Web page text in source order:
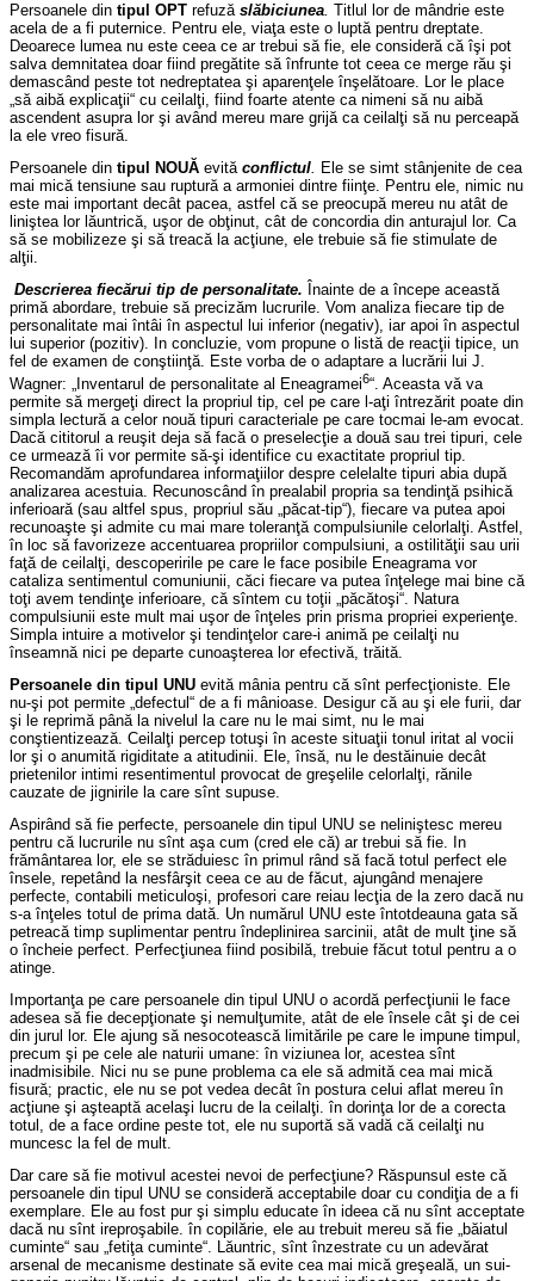
Persoanele din tipul OPT refuză slăbiciunea. Titlul lor de mândrie este
acela de a fi puternice. Pentru ele, viaţa este o luptă pentru dreptate.
Deoarece lumea nu este ceea ce ar trebui să fie, ele consideră că îşi pot
salva demnitatea doar fiind pregătite să înfrunte tot ceea ce merge rău şi
demascând peste tot nedreptatea şi aparenţele înşelătoare. Lor le place
„să aibă explicaţii“ cu ceilalţi, fiind foarte atente ca nimeni să nu aibă
ascendent asupra lor şi având mereu mare grijă ca ceilalţi să nu perceapă
la ele vreo fisură.
Persoanele din tipul NOUĂ evită conflictul. Ele se simt stânjenite de cea
mai mică tensiune sau ruptură a armoniei dintre fiinţe. Pentru ele, nimic nu
este mai important decât pacea, astfel că se preocupă mereu nu atât de
liniştea lor lăuntrică, uşor de obţinut, cât de concordia din anturajul lor. Ca
să se mobilizeze şi să treacă la acţiune, ele trebuie să fie stimulate de
alţii.
Descrierea fiecărui tip de personalitate. Înainte de a începe această
primă abordare, trebuie să precizăm lucrurile. Vom analiza fiecare tip de
personalitate mai întâi în aspectul lui inferior (negativ), iar apoi în aspectul
lui superior (pozitiv). In concluzie, vom propune o listă de reacţii tipice, un
fel de examen de conştiinţă. Este vorba de o adaptare a lucrării lui J.
Wagner: „Inventarul de personalitate al Eneagramei6“. Aceasta vă va
permite să mergeţi direct la propriul tip, cel pe care l-aţi întrezărit poate din
simpla lectură a celor nouă tipuri caracteriale pe care tocmai le-am evocat.
Dacă cititorul a reuşit deja să facă o preselecţie a două sau trei tipuri, cele
ce urmează îi vor permite să-şi identifice cu exactitate propriul tip.
Recomandăm aprofundarea informaţiilor despre celelalte tipuri abia după
analizarea acestuia. Recunoscând în prealabil propria sa tendinţă psihică
inferioară (sau altfel spus, propriul său „păcat-tip“), fiecare va putea apoi
recunoaşte şi admite cu mai mare toleranţă compulsiunile celorlalţi. Astfel,
în loc să favorizeze accentuarea propriilor compulsiuni, a ostilităţii sau urii
faţă de ceilalţi, descoperirile pe care le face posibile Eneagrama vor
cataliza sentimentul comuniunii, căci fiecare va putea înţelege mai bine că
toţi avem tendinţe inferioare, că sîntem cu toţii „păcătoşi“. Natura
compulsiunii este mult mai uşor de înţeles prin prisma propriei experienţe.
Simpla intuire a motivelor şi tendinţelor care-i animă pe ceilalţi nu
înseamnă nici pe departe cunoaşterea lor efectivă, trăită.
Persoanele din tipul UNU evită mânia pentru că sînt perfecţioniste. Ele
nu-şi pot permite „defectul“ de a fi mânioase. Desigur că au şi ele furii, dar
şi le reprimă până la nivelul la care nu le mai simt, nu le mai
conştientizează. Ceilalţi percep totuşi în aceste situaţii tonul iritat al vocii
lor şi o anumită rigiditate a atitudinii. Ele, însă, nu le destăinuie decât
prietenilor intimi resentimentul provocat de greşelile celorlalţi, rănile
cauzate de jignirile la care sînt supuse.
Aspirând să fie perfecte, persoanele din tipul UNU se neliniştesc mereu
pentru că lucrurile nu sînt aşa cum (cred ele că) ar trebui să fie. In
frământarea lor, ele se străduiesc în primul rând să facă totul perfect ele
însele, repetând la nesfârşit ceea ce au de făcut, ajungând menajere
perfecte, contabili meticuloşi, profesori care reiau lecţia de la zero dacă nu
s-a înţeles totul de prima dată. Un numărul UNU este întotdeauna gata să
petreacă timp suplimentar pentru îndeplinirea sarcinii, atât de mult ţine să
o încheie perfect. Perfecţiunea fiind posibilă, trebuie făcut totul pentru a o
atinge.
Importanţa pe care persoanele din tipul UNU o acordă perfecţiunii le face
adesea să fie decepţionate şi nemulţumite, atât de ele însele cât şi de cei
din jurul lor. Ele ajung să nesocotească limitările pe care le impune timpul,
precum şi pe cele ale naturii umane: în viziunea lor, acestea sînt
inadmisibile. Nici nu se pune problema ca ele să admită cea mai mică
fisură; practic, ele nu se pot vedea decât în postura celui aflat mereu în
acţiune şi aşteaptă acelaşi lucru de la ceilalţi. în dorinţa lor de a corecta
totul, de a face ordine peste tot, ele nu suportă să vadă că ceilalţi nu
muncesc la fel de mult.
Dar care să fie motivul acestei nevoi de perfecţiune? Răspunsul este că
persoanele din tipul UNU se consideră acceptabile doar cu condiţia de a fi
exemplare. Ele au fost pur şi simplu educate în ideea că nu sînt acceptate
dacă nu sînt ireproşabile. în copilărie, ele au trebuit mereu să fie „băiatul
cuminte“ sau „fetiţa cuminte“. Lăuntric, sînt înzestrate cu un adevărat
arsenal de mecanisme destinate să evite cea mai mică greşeală, un sui-